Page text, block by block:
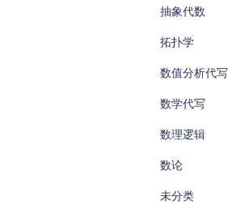
抽象代数
拓扑学
数值分析代写
数学代写
数理逻辑
数论
未分类